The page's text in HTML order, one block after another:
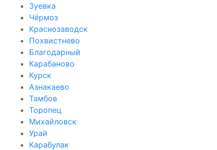
Зуевка
Чёрмоз
Краснозаводск
Похвистнево
Благодарный
Карабаново
Курск
Азнакаево
Тамбов
Торопец
Михайловск
Урай
Карабулак